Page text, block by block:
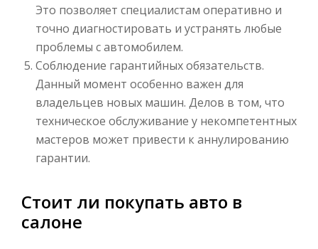
Это позволяет специалистам оперативно и
точно диагностировать и устранять любые
проблемы с автомобилем.
Соблюдение гарантийных обязательств.
Данный момент особенно важен для
владельцев новых машин. Делов в том, что
техническое обслуживание у некомпетентных
мастеров может привести к аннулированию
гарантии.
Стоит ли покупать авто в
салоне